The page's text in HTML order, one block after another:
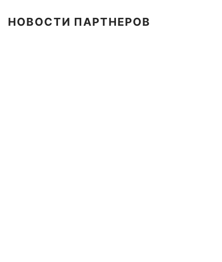
НОВОСТИ ПАРТНЕРОВ